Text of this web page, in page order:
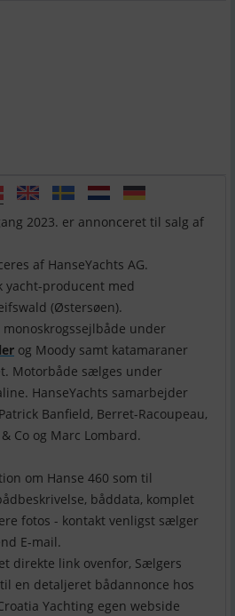
2023. er annonceret til salg af
af HanseYachts AG.
yacht-producent med
(Østersøen).
under
og Moody samt katamaraner
Motorbåde sælges under
HanseYachts samarbejder
Banfield, Berret-Racoupeau,
Co og Marc Lombard.
om Hanse 460 som til
båddata, komplet
fotos - kontakt venligst sælger
E-mail.
direkte link ovenfor, Sælgers
en detaljeret bådannonce hos
Yachting egen webside